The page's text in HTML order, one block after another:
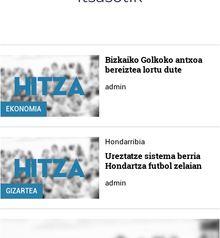
EKONOMIA
Bizkaiko Golkoko antxoa
bereiztea lortu dute
admin
GIZARTEA
Hondarribia
Ureztatze sistema berria
Hondartza futbol zelaian
admin